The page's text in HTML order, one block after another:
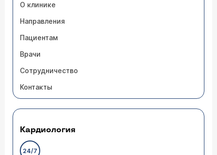
О клинике
Направления
Пациентам
Врачи
Сотрудничество
Контакты
Кардиология
24/7